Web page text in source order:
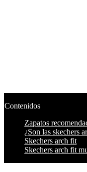
Contenidos
Zapatos
¿Son las skechers
Skechers arch fit
Skechers arch fit